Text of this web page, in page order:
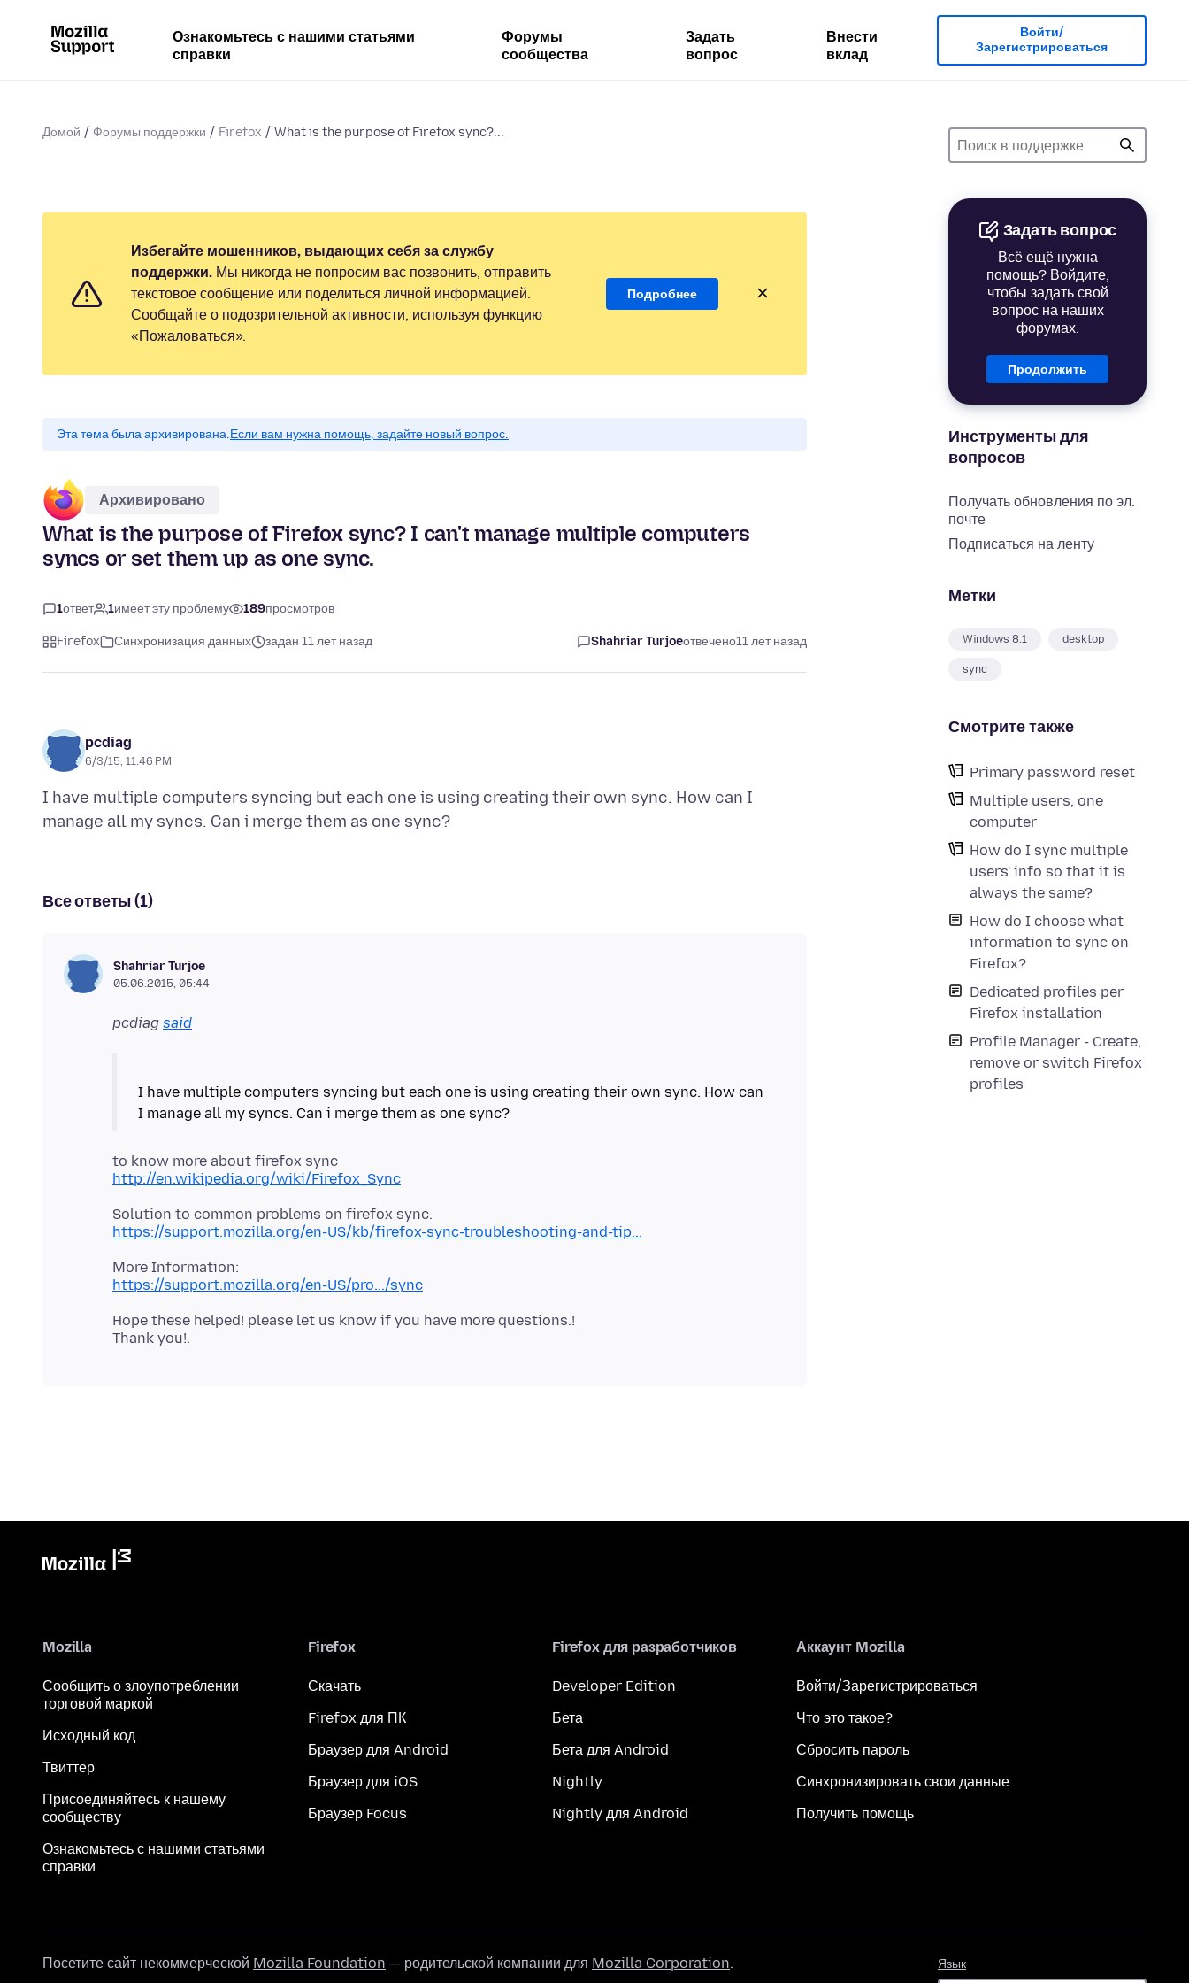
Ознакомьтесь с нашими статьями
справки
Форумы
сообщества
Задать
вопрос
Внести
вклад
Войти/
Зарегистрироваться
Домой Форумы поддержки Firefox What is the purpose of Firefox sync?...
Задать вопрос
Всё ещё нужна
помощь? Войдите,
чтобы задать свой
вопрос на наших
форумах.
Продолжить
Инструменты для
вопросов
Получать обновления по эл.
почте
Подписаться на ленту
Метки
Windows 8.1 desktop
sync
Смотрите также
Primary password reset
Multiple users, one
computer
How do I sync multiple
users' info so that it is
always the same?
How do I choose what
information to sync on
Firefox?
Dedicated profiles per
Firefox installation
Profile Manager - Create,
remove or switch Firefox
profiles
Избегайте мошенников, выдающих себя за службу
поддержки. Мы никогда не попросим вас позвонить, отправить
текстовое сообщение или поделиться личной информацией.
Сообщайте о подозрительной активности, используя функцию
«Пожаловаться».
Подробнее
Эта тема была архивирована.Если вам нужна помощь, задайте новый вопрос.
Архивировано
What is the purpose of Firefox sync? I can't manage multiple computers
syncs or set them up as one sync.
1ответ 1имеет эту проблему 189просмотров
Firefox Синхронизация данных задан 11 лет назад Shahriar Turjoeотвечено11 лет назад
pcdiag
6/3/15, 11:46 PM
I have multiple computers syncing but each one is using creating their own sync. How can I
Все ответы (1)
Shahriar Turjoe
05.06.2015, 05:44
pcdiag said
I have multiple computers syncing but each one is using creating their own sync. How can
http://en.wikipedia.org/wiki/Firefox_Sync
https://support.mozilla.org/en-US/kb/firefox-sync-troubleshooting-and-tip...
https://support.mozilla.org/en-US/pro.../sync
Hope these helped! please let us know if you have more questions.!
Mozilla
Сообщить о злоупотреблении
торговой маркой
Исходный код
Твиттер
Присоединяйтесь к нашему
сообществу
Ознакомьтесь с нашими статьями
справки
Firefox
Скачать
Firefox для ПК
Браузер для Android
Браузер для iOS
Браузер Focus
Firefox для разработчиков
Developer Edition
Бета
Бета для Android
Nightly
Nightly для Android
Аккаунт Mozilla
Войти/Зарегистрироваться
Что это такое?
Сбросить пароль
Синхронизировать свои данные
Получить помощь
Язык
Посетите сайт некоммерческой Mozilla Foundation — родительской компании для Mozilla Corporation.